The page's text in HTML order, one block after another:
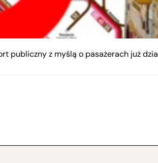
publiczny z myślą o pasażerach już